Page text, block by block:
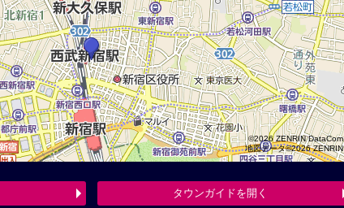
©2026 ZENRIN DataCom
地図データ©2026 ZENRIN
タウンガイドを開く